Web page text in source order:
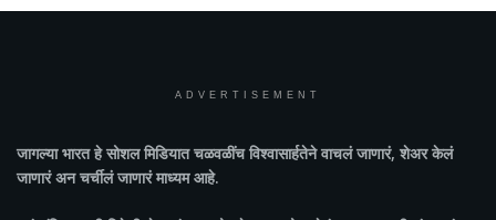
ADVERTISEMENT
जागल्या भारतहे सोशल मिडियात चळवळींच विश्वासार्हतेने वाचलं जाणारं, शेअर केलं
जाणारं अन चर्चीलं जाणारं माध्यम आहे.